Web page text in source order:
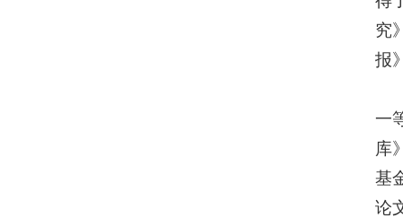
究
报
一
库
基
论